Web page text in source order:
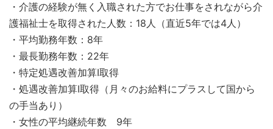
・介護の経験が無く入職された方でお仕事をされながら介
護福祉士を取得された人数：18人（直近5年では4人）
・平均勤務年数：8年
・最長勤務年数：22年
・特定処遇改善加算Ⅰ取得
・処遇改善加算Ⅰ取得（月々のお給料にプラスして国から
の手当あり）
・女性の平均継続年数 9年